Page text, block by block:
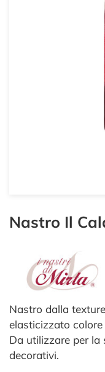
Nastro Il
Nastro dalla
elasticizzato colore
Da utilizzare per la
decorativi.